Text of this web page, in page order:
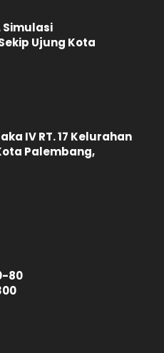
Simulasi
Ujung Kota
IV RT. 17 Kelurahan
Palembang,
80